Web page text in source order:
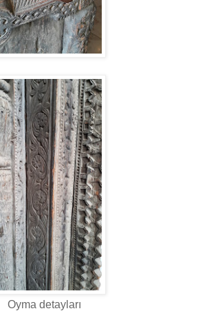
Oyma detayları